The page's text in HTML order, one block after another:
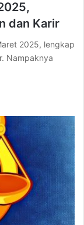
dan Karir
2025, lengkap
Nampaknya